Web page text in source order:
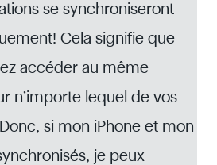
se synchroniseront
Cela signifie que
accéder au même
n’importe lequel de vos
si mon iPhone et mon
je peux